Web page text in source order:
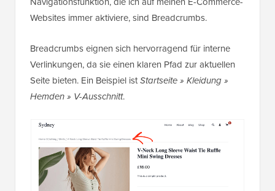
Websites immer aktiviere, sind Breadcrumbs.
Breadcrumbs eignen sich hervorragend für interne
Verlinkungen, da sie einen klaren Pfad zur aktuellen
Seite bieten. Ein Beispiel istStartseite » Kleidung »
Hemden » V-Ausschnitt.